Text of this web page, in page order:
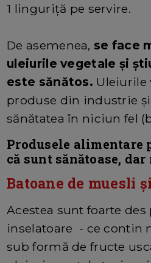
1 linguriță pe servire.
De asemenea, se face
uleiurile vegetale și
este sănătos. Uleiurile
produse din industrie
sănătatea în niciun fel
Produsele alimentare
că sunt sănătoase, dar
Batoane de muesli
Acestea sunt foarte des
inselatoare - ce contin
sub formă de fructe